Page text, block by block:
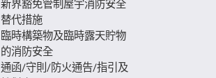
新界豁免管制屋宇消防安全
替代措施
臨時構築物及臨時露天貯物
的消防安全
通函/守則/防火通告/指引及